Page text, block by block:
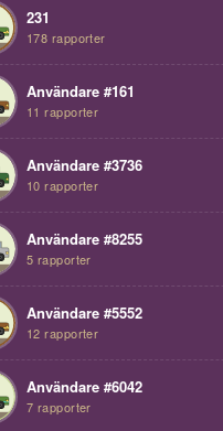
231
178 rapporter
Användare #161
11 rapporter
Användare #3736
10 rapporter
Användare #8255
5 rapporter
Användare #5552
12 rapporter
Användare #6042
7 rapporter